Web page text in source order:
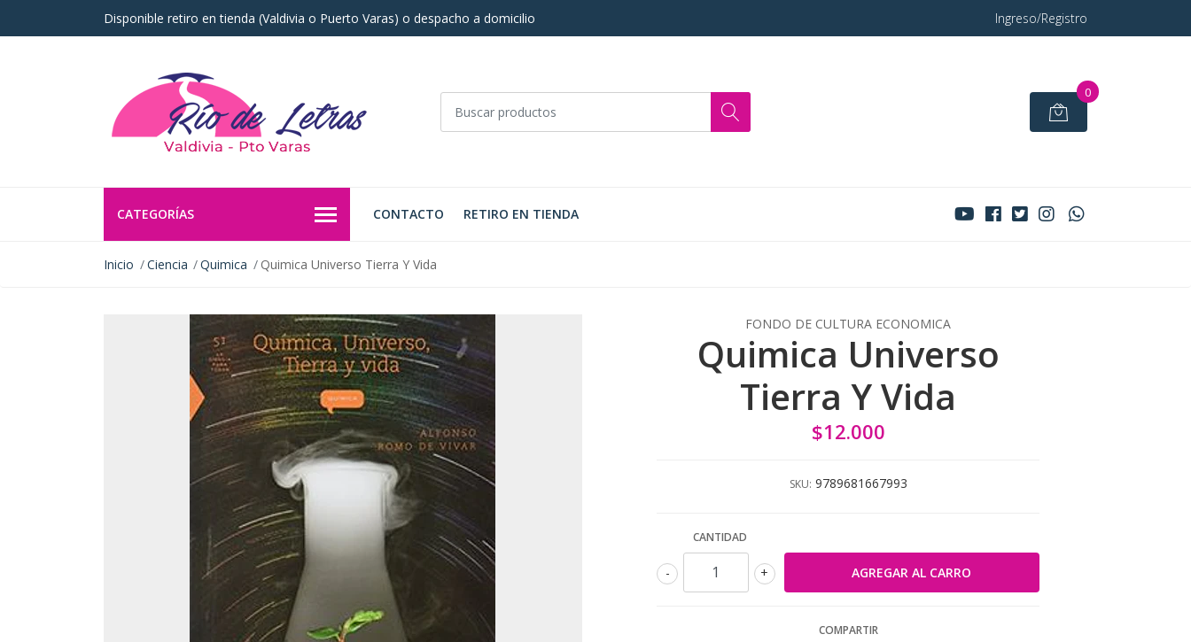
Disponible retiro en tienda (Valdivia o Puerto Varas) o despacho a domicilio Ingreso/Registro
0
CATEGORÍAS CONTACTO RETIRO EN TIENDA
Inicio Ciencia Quimica Quimica Universo Tierra Y Vida
FONDO DE CULTURA ECONOMICA
Quimica Universo
Tierra Y Vida
$12.000
SKU: 9789681667993
CANTIDAD
+
-
COMPARTIR